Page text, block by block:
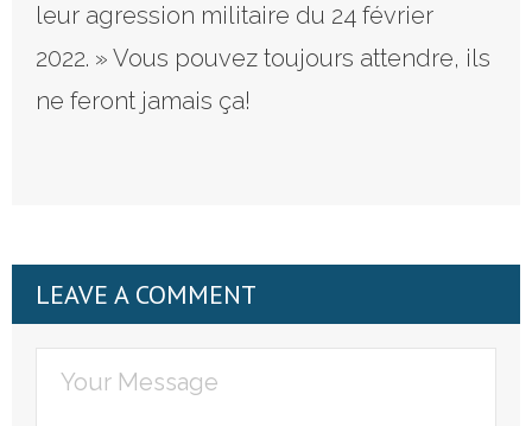
leur agression militaire du 24 février
2022. » Vous pouvez toujours attendre, ils
ne feront jamais ça!
LEAVE A COMMENT